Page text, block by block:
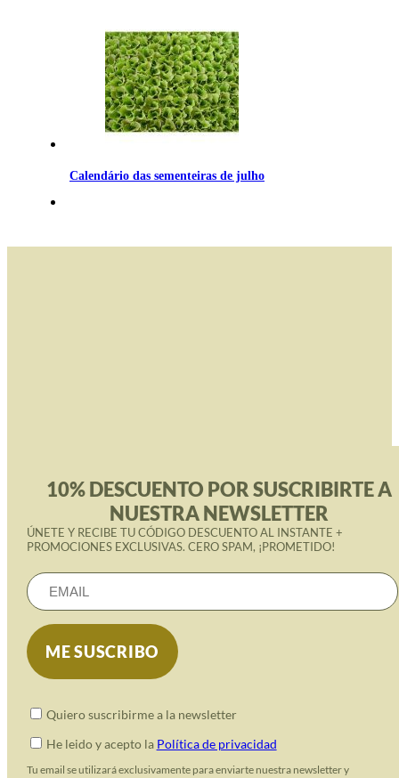
Calendário das sementeiras de julho
10% DESCUENTO POR SUSCRIBIRTE A
NUESTRA NEWSLETTER
ÚNETE Y RECIBE TU CÓDIGO DESCUENTO AL INSTANTE +
PROMOCIONES EXCLUSIVAS. CERO SPAM, ¡PROMETIDO!
Quiero suscribirme a la newsletter
He leido y acepto la Política de privacidad
Tu email se utilizará exclusivamente para enviarte nuestra newsletter y